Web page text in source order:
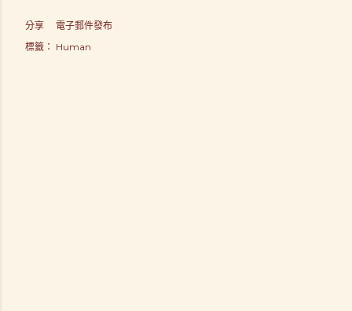
分享
電子郵件發布
標籤： Human